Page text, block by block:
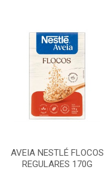
AVEIA NESTLÉ FLOCOS
REGULARES 170G